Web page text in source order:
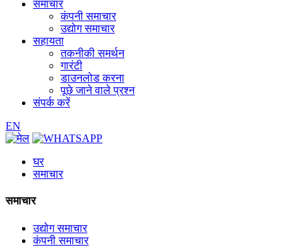
समाचार
कंपनी समाचार
उद्योग समाचार
सहायता
तकनीकी समर्थन
गारंटी
डाउनलोड करना
पूछे जाने वाले प्रश्न
संपर्क करें
EN
घर
समाचार
समाचार
उद्योग समाचार
कंपनी समाचार